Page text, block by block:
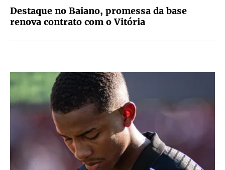
Destaque no Baiano, promessa da base
renova contrato com o Vitória